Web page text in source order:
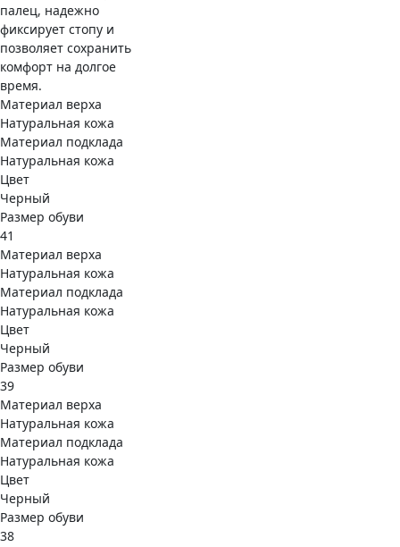
палец, надежно
фиксирует стопу и
позволяет сохранить
комфорт на долгое
время.
Материал верха
Натуральная кожа
Материал подклада
Натуральная кожа
Цвет
Черный
Размер обуви
41
Материал верха
Натуральная кожа
Материал подклада
Натуральная кожа
Цвет
Черный
Размер обуви
39
Материал верха
Натуральная кожа
Материал подклада
Натуральная кожа
Цвет
Черный
Размер обуви
38